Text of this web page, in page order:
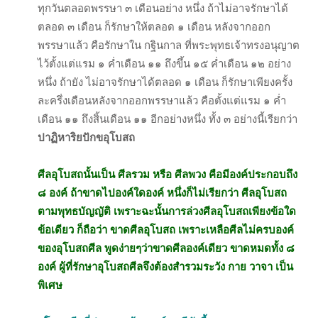
ทุกวันตลอดพรรษา ๓ เดือนอย่าง หนึ่ง ถ้าไม่อาจรักษาได้
ตลอด ๓ เดือน ก็รักษาให้ตลอด ๑ เดือน หลังจากออก
พรรษาแล้ว คือรักษาใน กฐินกาล ที่พระพุทธเจ้าทรงอนุญาต
ไว้ตั้งแต่แรม ๑ ค่ำเดือน ๑๑ ถึงขึ้น ๑๕ ค่ำเดือน ๑๒ อย่าง
หนึ่ง ถ้ายัง ไม่อาจรักษาได้ตลอด ๑ เดือน ก็รักษาเพียงครั้ง
ละครึ่งเดือนหลังจากออกพรรษาแล้ว คือตั้งแต่แรม ๑ ค่ำ
เดือน ๑๑ ถึงสิ้นเดือน ๑๑ อีกอย่างหนึ่ง ทั้ง ๓ อย่างนี้เรียกว่า
ปาฏิหาริยปักขอุโบสถ
ศีลอุโบสถนั้นเป็นศีลรวม หรือศีลพวง คือมีองค์ประกอบถึง
๘ องค์ ถ้าขาดไปองค์ใดองค์ หนึ่งก็ไม่เรียกว่า ศีลอุโบสถ
ตามพุทธบัญญัติ เพราะฉะนั้นการล่วงศีลอุโบสถเพียงข้อใด
ข้อเดียว ก็ถือว่า ขาดศีลอุโบสถ เพราะเหลือศีลไม่ครบองค์
ของอุโบสถศีล พูดง่ายๆว่าขาดศีลองค์เดียว ขาดหมดทั้ง ๘
องค์ ผู้ที่รักษาอุโบสถศีลจึงต้องสำรวมระวัง กาย วาจา เป็น
พิเศษ